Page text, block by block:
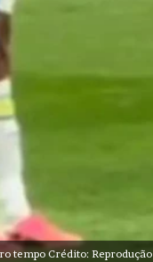
tempo Crédito: Reprodução